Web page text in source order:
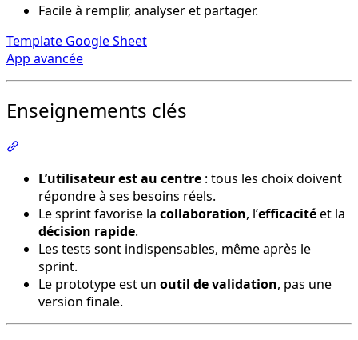
Facile à remplir, analyser et partager.
Template Google Sheet
App avancée
Enseignements clés
L’utilisateur est au centre : tous les choix doivent
répondre à ses besoins réels.
Le sprint favorise la collaboration, l’efficacitéet la
décision rapide.
Les tests sont indispensables, même après le
sprint.
Le prototype est un outil de validation, pas une
version finale.